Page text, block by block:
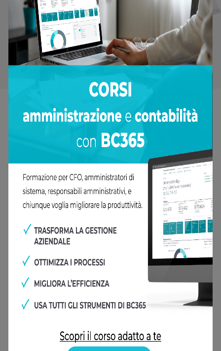
DYNCO SP
L’app per la gestione degli agenti